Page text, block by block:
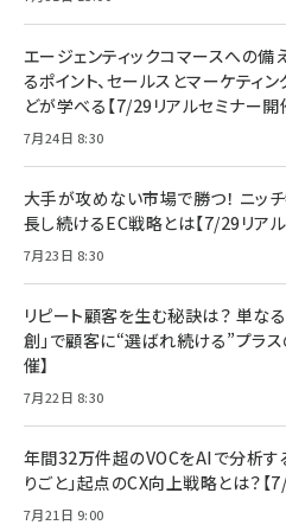
エージェンティックコマースへの
るポイント、セールスとマーケティ
どが学べる【7/29リアルセミナー開
7月24日 8:30
大手が攻めない市場で勝つ！ ニッ
長し続けるEC戦略とは【7/29リア
7月23日 8:30
リピート顧客を生む秘訣は？ 単なる
創」で顧客に“選ばれ続ける”プラ
催】
7月22日 8:30
年間32万件超のVOCをAIで分析す
りごと」起点のCX向上戦略とは？【
7月21日 9:00